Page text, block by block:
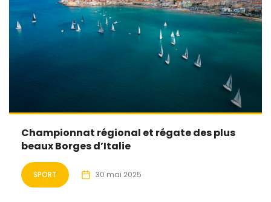
Championnat régional et régate des plus
beaux Borges d’Italie
SPORT 30 mai 2025